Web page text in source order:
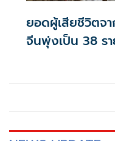
ยอดผู้เสียชีวิตจ
จีนพุ่งเป็น 38 ร